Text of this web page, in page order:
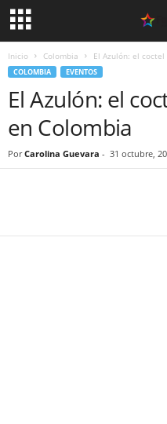
Inicio Colombia El Azulón: el
COLOMBIA EVENTOS
El Azulón: el
en Colombia
Por Carolina Guevara - 31 octubre,